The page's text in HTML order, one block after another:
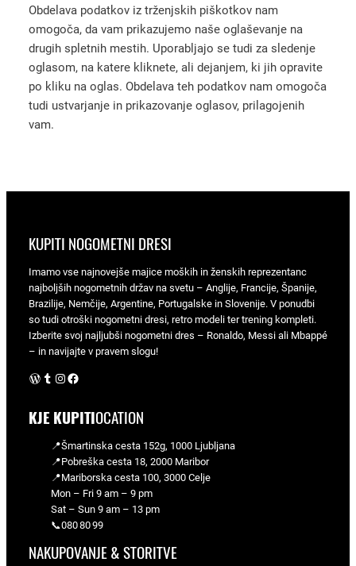
Obdelava podatkov iz trženjskih piškotkov nam
omogoča, da vam prikazujemo naše oglaševanje na
drugih spletnih mestih. Uporabljajo se tudi za sledenje
oglasom, na katere kliknete, ali dejanjem, ki jih opravite
po kliku na oglas. Obdelava teh podatkov nam omogoča
tudi ustvarjanje in prikazovanje oglasov, prilagojenih
vam.
KUPITI NOGOMETNI DRESI
Imamo vse najnovejše majice moških in ženskih reprezentanc
najboljših nogometnih držav na svetu – Anglije, Francije, Španije,
Brazilije, Nemčije, Argentine, Portugalske in Slovenije. V ponudbi
so tudi otroški nogometni dresi, retro modeli ter trening kompleti.
Izberite svoj najljubši nogometni dres – Ronaldo, Messi ali Mbappé
– in navijajte v pravem slogu!
WordPress Instagram Facebook
KJE KUPITIOCATION
📍Šmartinska cesta 152g, 1000 Ljubljana
📍Pobreška cesta 18, 2000 Maribor
📍Mariborska cesta 100, 3000 Celje
Mon – Fri 9 am – 9 pm
Sat – Sun 9 am – 13 pm
📞080 80 99
NAKUPOVANJE & STORITVE